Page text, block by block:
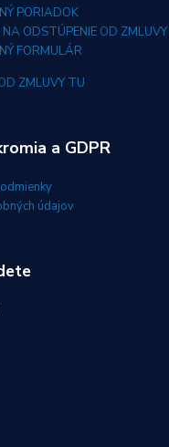
PORIADOK
ODSTÚPENIE OD ZMLUVY
FORMULÁR
ZMLUVY TU
a GDPR
údajov